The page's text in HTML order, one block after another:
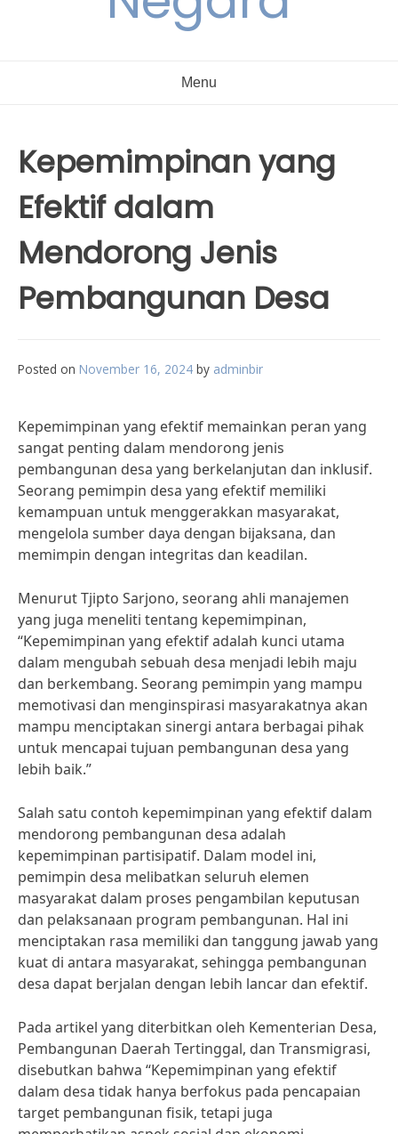
Menu
Kepemimpinan yang
Efektif dalam
Mendorong Jenis
Pembangunan Desa
Posted on November 16, 2024 by adminbir
Kepemimpinan yang efektif memainkan peran yang
sangat penting dalam mendorong jenis
pembangunan desa yang berkelanjutan dan inklusif.
Seorang pemimpin desa yang efektif memiliki
kemampuan untuk menggerakkan masyarakat,
mengelola sumber daya dengan bijaksana, dan
memimpin dengan integritas dan keadilan.
Menurut Tjipto Sarjono, seorang ahli manajemen
yang juga meneliti tentang kepemimpinan,
“Kepemimpinan yang efektif adalah kunci utama
dalam mengubah sebuah desa menjadi lebih maju
dan berkembang. Seorang pemimpin yang mampu
memotivasi dan menginspirasi masyarakatnya akan
mampu menciptakan sinergi antara berbagai pihak
untuk mencapai tujuan pembangunan desa yang
lebih baik.”
Salah satu contoh kepemimpinan yang efektif dalam
mendorong pembangunan desa adalah
kepemimpinan partisipatif. Dalam model ini,
pemimpin desa melibatkan seluruh elemen
masyarakat dalam proses pengambilan keputusan
dan pelaksanaan program pembangunan. Hal ini
menciptakan rasa memiliki dan tanggung jawab yang
kuat di antara masyarakat, sehingga pembangunan
desa dapat berjalan dengan lebih lancar dan efektif.
Pada artikel yang diterbitkan oleh Kementerian Desa,
Pembangunan Daerah Tertinggal, dan Transmigrasi,
disebutkan bahwa “Kepemimpinan yang efektif
dalam desa tidak hanya berfokus pada pencapaian
target pembangunan fisik, tetapi juga